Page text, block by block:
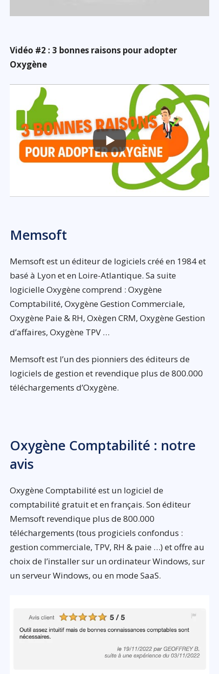
Vidéo #2 : 3 bonnes raisons pour adopter
Oxygène
Memsoft
Memsoft est un éditeur de logiciels créé en 1984 et
basé à Lyon et en Loire-Atlantique. Sa suite
logicielle Oxygène comprend : Oxygène
Comptabilité, Oxygène Gestion Commerciale,
Oxygène Paie & RH, Oxègen CRM, Oxygène Gestion
d’affaires, Oxygène TPV …
Memsoft est l’un des pionniers des éditeurs de
logiciels de gestion et revendique plus de 800.000
téléchargements d’Oxygène.
Oxygène Comptabilité : notre
avis
Oxygène Comptabilité est un logiciel de
comptabilité gratuit et en français. Son éditeur
Memsoft revendique plus de 800.000
téléchargements (tous progiciels confondus :
gestion commerciale, TPV, RH & paie …) et offre au
choix de l’installer sur un ordinateur Windows, sur
un serveur Windows, ou en mode SaaS.